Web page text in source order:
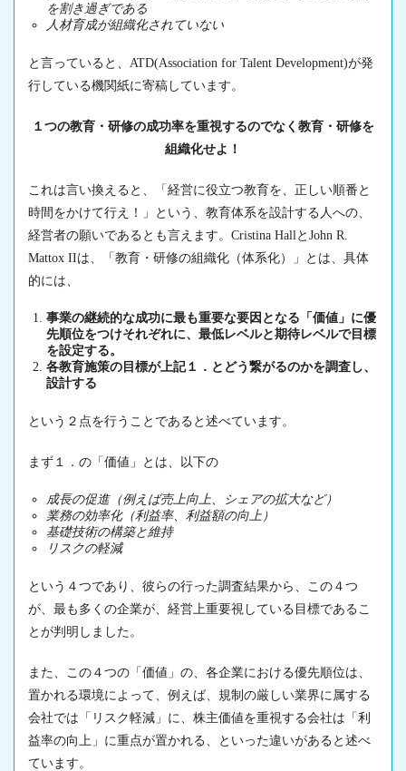
を割き過ぎである
人材育成が組織化されていない
と言っていると、ATD(Association for Talent Development)が発
行している機関紙に寄稿しています。
１つの教育・研修の成功率を重視するのでなく教育・研修を
組織化せよ！
これは言い換えると、「経営に役立つ教育を、正しい順番と
時間をかけて行え！」という、教育体系を設計する人への、
経営者の願いであるとも言えます。Cristina HallとJohn R.
Mattox IIは、「教育・研修の組織化（体系化）」とは、具体
的には、
事業の継続的な成功に最も重要な要因となる「価値」に優
先順位をつけそれぞれに、最低レベルと期待レベルで目標
を設定する。
各教育施策の目標が上記１．とどう繋がるのかを調査し、
設計する
という２点を行うことであると述べています。
まず１．の「価値」とは、以下の
成長の促進（例えば売上向上、シェアの拡大など）
業務の効率化（利益率、利益額の向上）
基礎技術の構築と維持
リスクの軽減
という４つであり、彼らの行った調査結果から、この４つ
が、最も多くの企業が、経営上重要視している目標であるこ
とが判明しました。
また、この４つの「価値」の、各企業における優先順位は、
置かれる環境によって、例えば、規制の厳しい業界に属する
会社では「リスク軽減」に、株主価値を重視する会社は「利
益率の向上」に重点が置かれる、といった違いがあると述べ
ています。